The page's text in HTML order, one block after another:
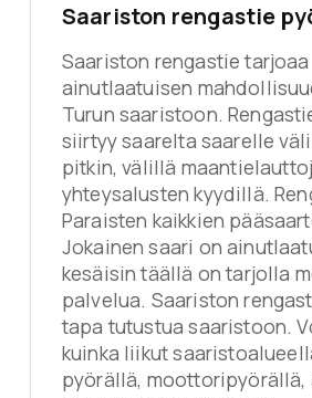
Saariston rengastie
Saariston rengastie tarjoaa
ainutlaatuisen
Turun saaristoon.
siirtyy saarelta saarelle
pitkin, välillä
yhteysalusten kyydillä.
Paraisten kaikkien
Jokainen saari on
kesäisin täällä on tarjolla
palvelua. Saariston
tapa tutustua saaristoon.
kuinka liikut
pyörällä, moottoripyörällä,